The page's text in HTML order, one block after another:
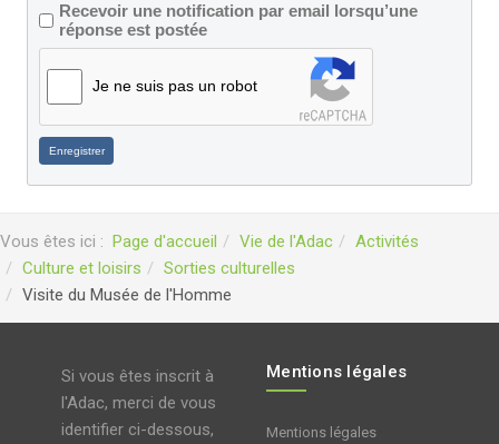
Recevoir une notification par email lorsqu’une
réponse est postée
Je ne suis pas un robot
Enregistrer
Vous êtes ici : Page d'accueil Vie de l'Adac
Activités
Culture et loisirs
Sorties culturelles
Visite du Musée de l'Homme
Si vous êtes inscrit à
l'Adac, merci de vous
identifier ci-dessous,
Mentions légales
Mentions légales